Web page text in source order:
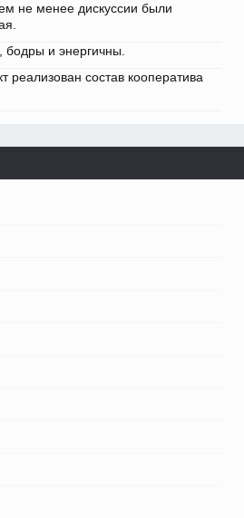
не менее дискуссии были
и энергичны.
реализован состав кооператива